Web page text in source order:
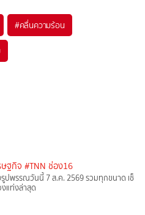
#คลื่นความร้อน
ษฐกิจ #TNN ช่อง16
ปพรรณวันนี้ 7 ส.ค. 2569 รวมทุกขนาด เช็
แท่งล่าสุด